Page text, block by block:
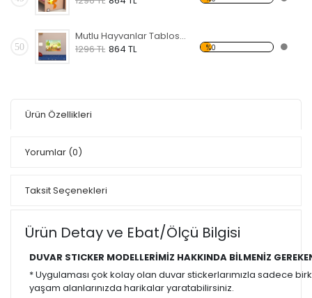
50
Mutlu Hayvanlar Tablosu Temalı Duvar Sticker
1296 TL 864 TL %0
Ürün Özellikleri
Yorumlar (0)
Taksit Seçenekleri
Ürün Detay ve Ebat/Ölçü Bilgisi
DUVAR STICKER MODELLERİMİZ HAKKINDA BİLMENİZ
* Uygulaması çok kolay olan duvar stickerlarımızla sadece
yaşam alanlarınızda harikalar yaratabilirsiniz.